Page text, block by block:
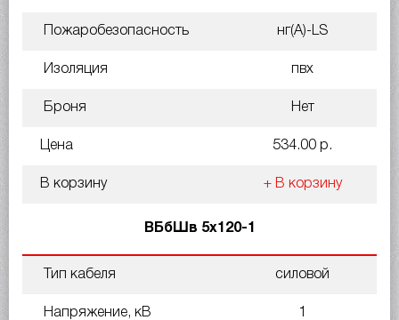
Пожаробезопасность нг(A)-LS
Изоляция пвх
Броня Нет
Цена 534.00 р.
В корзину + В корзину
ВБбШв 5х120-1
Тип кабеля силовой
Напряжение, кВ 1